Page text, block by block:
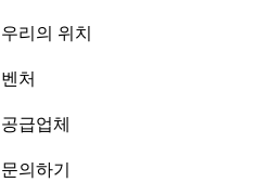
우리의 위치
벤처
공급업체
문의하기